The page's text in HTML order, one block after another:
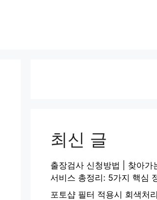
최신 글
출장검사 신청방법 | 찾아가
서비스 총정리: 5가지 핵심
포토샵 필터 적용시 회색처